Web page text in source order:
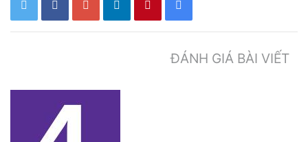
ĐÁNH GIÁ BÀI VIẾT